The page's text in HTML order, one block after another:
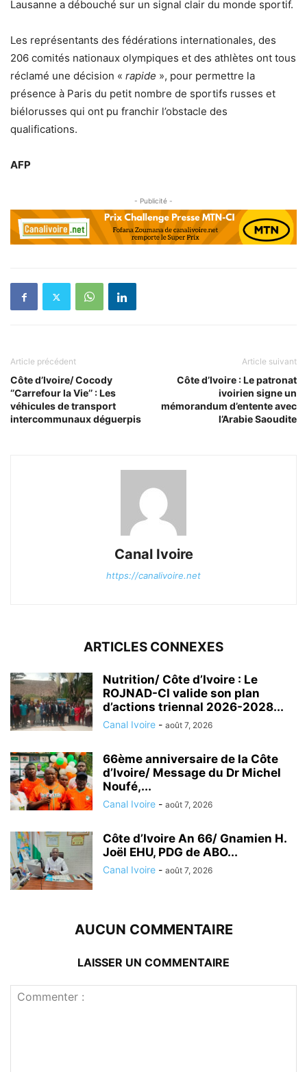
Lausanne a débouché sur un signal clair du monde sportif.
Les représentants des fédérations internationales, des
206 comités nationaux olympiques et des athlètes ont tous
réclamé une décision « rapide », pour permettre la
présence à Paris du petit nombre de sportifs russes et
biélorusses qui ont pu franchir l’obstacle des
qualifications.
AFP
- Publicité -
Article précédent
Côte d’Ivoire/ Cocody
‘’Carrefour la Vie’’ : Les
véhicules de transport
intercommunaux déguerpis
Article suivant
Côte d’Ivoire : Le patronat
ivoirien signe un
mémorandum d’entente avec
l’Arabie Saoudite
Canal Ivoire
https://canalivoire.net
ARTICLES CONNEXES
Nutrition/ Côte d’Ivoire : Le
ROJNAD-CI valide son plan
d’actions triennal 2026-2028...
Canal Ivoire - août 7, 2026
66ème anniversaire de la Côte
d’Ivoire/ Message du Dr Michel
Noufé,...
Canal Ivoire - août 7, 2026
Côte d’Ivoire An 66/ Gnamien H.
Joël EHU, PDG de ABO...
Canal Ivoire - août 7, 2026
AUCUN COMMENTAIRE
LAISSER UN COMMENTAIRE